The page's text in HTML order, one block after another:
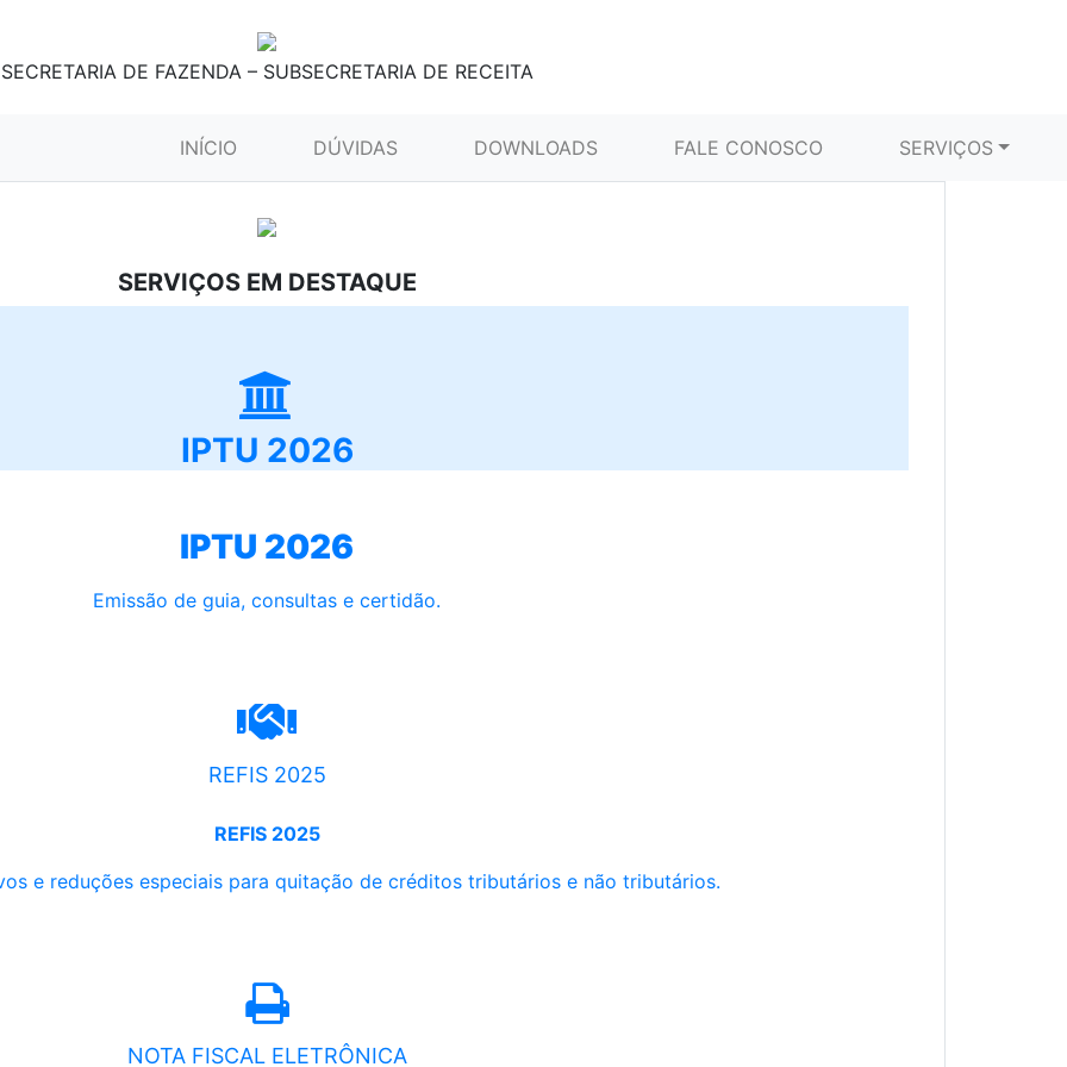
SECRETARIA DE FAZENDA – SUBSECRETARIA DE RECEITA
INÍCIO (CURRENT)DÚVIDAS DOWNLOADS FALE CONOSCO SERVIÇOS
SERVIÇOS EM DESTAQUE
IPTU 2026
IPTU 2026
Emissão de guia, consultas e certidão.
REFIS 2025
REFIS 2025
e reduções especiais para quitação de créditos tributários e não tributários.
NOTA FISCAL ELETRÔNICA